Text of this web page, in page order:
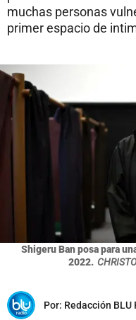
muchas personas
primer espacio de
Shigeru Ban posa para
2022.
Por: Redacción BLU